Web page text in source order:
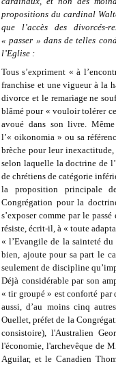
propositions du cardinal
que l’accès des divorcés-
« passer » dans de telles
l’Eglise :
Tous s’expriment « à
franchise et une vigueur à la
divorce et le remariage ne
blâmé pour « vouloir tolérer
avoué dans son livre.
l’« oikonomia » ou sa
brèche pour leur
selon laquelle la doctrine de
de chrétiens de catégorie
la proposition principale
Congrégation pour la
s’exposer comme par le
résiste, écrit-il, à « toute
« l’Evangile de la sainteté du
bien, ajoute pour sa part le
seulement de discipline
Déjà considérable par son
« tir groupé » est conforté par
aussi, d’au moins cinq
Ouellet, préfet de la
consistoire), l'Australien
l'économie, l'archevêque de
Aguilar, et le Canadien